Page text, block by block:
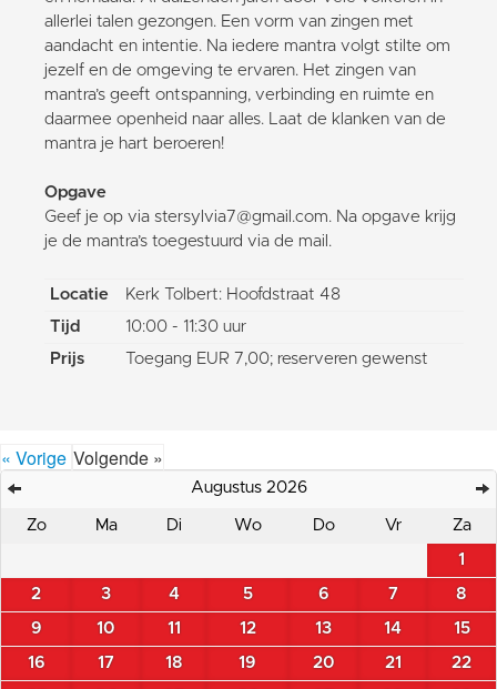
allerlei talen gezongen. Een vorm van zingen met
aandacht en intentie. Na iedere mantra volgt stilte om
jezelf en de omgeving te ervaren. Het zingen van
mantra’s geeft ontspanning, verbinding en ruimte en
daarmee openheid naar alles. Laat de klanken van de
mantra je hart beroeren!
Opgave
Geef je op via stersylvia7@gmail.com. Na opgave krijg
je de mantra’s toegestuurd via de mail.
Locatie
Kerk Tolbert: Hoofdstraat 48
Tijd
10:00 - 11:30 uur
Prijs
Toegang EUR 7,00; reserveren gewenst
« Vorige Volgende »
Augustus 2026
Zo Ma Di Wo Do Vr Za
1
2 3 4 5 6 7 8
9 10 11 12 13 14 15
16 17 18 19 20 21 22